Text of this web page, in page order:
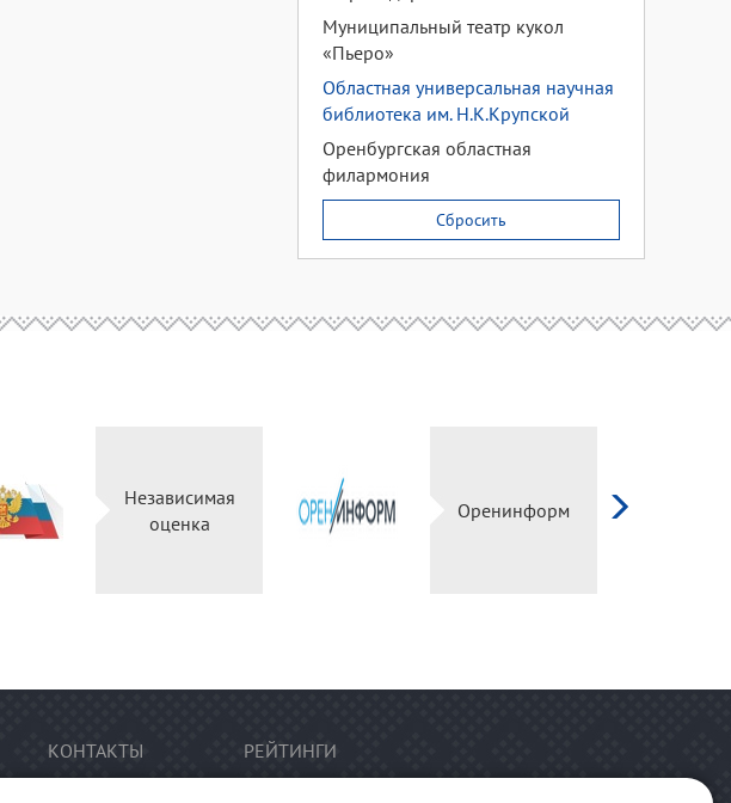
Муниципальный театр кукол
«Пьеро»
Областная универсальная научная
библиотека им. Н.К.Крупской
Оренбургская областная
филармония
Сбросить
Независимая
оценка
Оренинформ
КОНТАКТЫ РЕЙТИНГИ